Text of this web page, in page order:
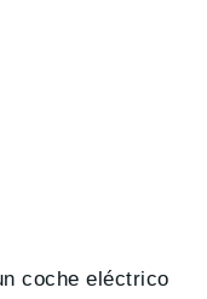
coche eléctrico